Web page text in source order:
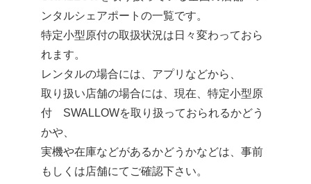
ンタルシェアポートの一覧です。
特定小型原付の取扱状況は日々変わっておら
れます。
レンタルの場合には、アプリなどから、
取り扱い店舗の場合には、現在、特定小型原
付 SWALLOWを取り扱っておられるかどう
かや、
実機や在庫などがあるかどうかなどは、事前
もしくは店舗にてご確認下さい。